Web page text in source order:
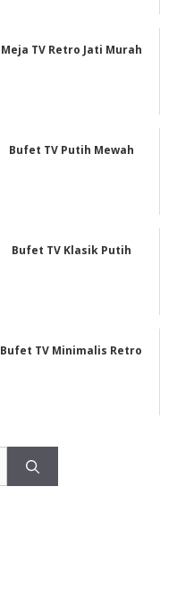
Meja TV Retro Jati Murah
Bufet TV Putih Mewah
Bufet TV Klasik Putih
Bufet TV Minimalis Retro